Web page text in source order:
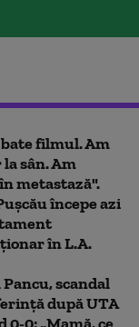
filmul. Am
sân. Am
metastază".
începe azi
în L.A.
scandal
după UTA